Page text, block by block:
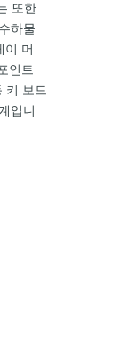
또한
하물
이 머
인트
키 보드
입니